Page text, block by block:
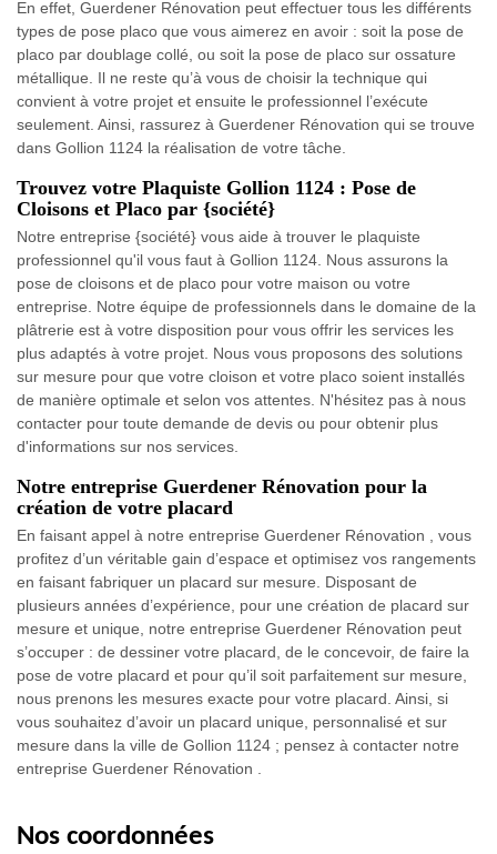
En effet, Guerdener Rénovation peut effectuer tous les différents
types de pose placo que vous aimerez en avoir : soit la pose de
placo par doublage collé, ou soit la pose de placo sur ossature
métallique. Il ne reste qu’à vous de choisir la technique qui
convient à votre projet et ensuite le professionnel l’exécute
seulement. Ainsi, rassurez à Guerdener Rénovation qui se trouve
dans Gollion 1124 la réalisation de votre tâche.
Trouvez votre Plaquiste Gollion 1124 : Pose de
Cloisons et Placo par {société}
Notre entreprise {société} vous aide à trouver le plaquiste
professionnel qu'il vous faut à Gollion 1124. Nous assurons la
pose de cloisons et de placo pour votre maison ou votre
entreprise. Notre équipe de professionnels dans le domaine de la
plâtrerie est à votre disposition pour vous offrir les services les
plus adaptés à votre projet. Nous vous proposons des solutions
sur mesure pour que votre cloison et votre placo soient installés
de manière optimale et selon vos attentes. N'hésitez pas à nous
contacter pour toute demande de devis ou pour obtenir plus
d'informations sur nos services.
Notre entreprise Guerdener Rénovation pour la
création de votre placard
En faisant appel à notre entreprise Guerdener Rénovation , vous
profitez d’un véritable gain d’espace et optimisez vos rangements
en faisant fabriquer un placard sur mesure. Disposant de
plusieurs années d’expérience, pour une création de placard sur
mesure et unique, notre entreprise Guerdener Rénovation peut
s’occuper : de dessiner votre placard, de le concevoir, de faire la
pose de votre placard et pour qu’il soit parfaitement sur mesure,
nous prenons les mesures exacte pour votre placard. Ainsi, si
vous souhaitez d’avoir un placard unique, personnalisé et sur
mesure dans la ville de Gollion 1124 ; pensez à contacter notre
entreprise Guerdener Rénovation .
Nos coordonnées